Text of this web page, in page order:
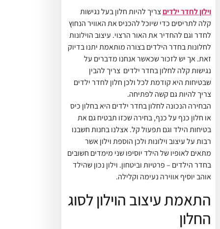
וילון לחדר ילדיםצריך להיות חלון בעל נגישות
קלה לתריסים כדי שיוכל להכניס את האוויר הנחוץ
לחדר וגם להחדיר את האור הרצוי. עיצוב הוילונות
לחלונות בחדר הילדים בצורה מותאמת יתנו בדיוק
זאת. אך יש לזכור שכאשר אנחנו מדברים על
נגישות קלה לחלון בחדר ילדים צריך להבין
שבטיחות היא קודמת לכל ולכן חלון לחדר ילדים
צריך להיות גם קשה לפתיחה.
הבחירה הנכונה לחלון בחדר ילדים היא בחלון כיס
או חלון כנף על כנף, בחירה שכזו תבטיח גם את
בטיחות הילד וגם תפעול קל. אצלנו בחנות חשבנו
רבות על עיצוב וילונות ולכן הוספת וילון אשר
מתאים לאופיו של הילד יוסיפו שני מימדים חשובים
בחדר הילדים – פרטיות וביטחון. וילון נכון שהילד
אוהב יוסיף אווירה נעימה וקלילה.
התאמת עיצוב הוילון לסוג
החלון